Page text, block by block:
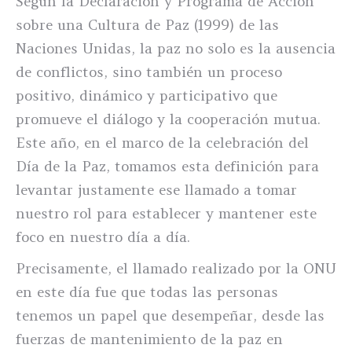
sobre una Cultura de Paz (1999) de las
Naciones Unidas, la paz no solo es la ausencia
de conflictos, sino también un proceso
positivo, dinámico y participativo que
promueve el diálogo y la cooperación mutua.
Este año, en el marco de la celebración del
Día de la Paz, tomamos esta definición para
levantar justamente ese llamado a tomar
nuestro rol para establecer y mantener este
foco en nuestro día a día.
Precisamente, el llamado realizado por la ONU
en este día fue que todas las personas
tenemos un papel que desempeñar, desde las
fuerzas de mantenimiento de la paz en